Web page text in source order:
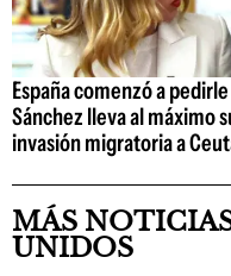
España comenzó a
Sánchez lleva al máximo
invasión migratoria a
MÁS
UNIDOS